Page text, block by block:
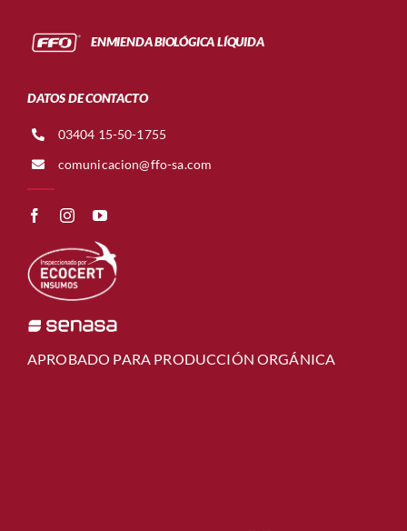
ENMIENDA BIOLÓGICA LÍQUIDA
DATOS DE CONTACTO
03404 15-50-1755
comunicacion@ffo-sa.com
APROBADO PARA PRODUCCIÓN ORGÁNICA